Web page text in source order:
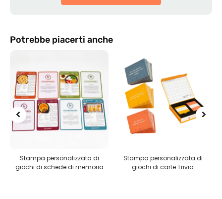
Potrebbe piacerti anche
di
Stampa personalizzata di
giochi di carte Trivia
Puzzle personalizzati